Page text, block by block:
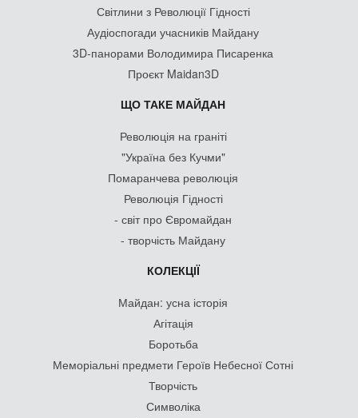
Світлини з Революції Гідності
Аудіоспогади учасників Майдану
3D-панорами Володимира Писаренка
Проєкт Maidan3D
ЩО ТАКЕ МАЙДАН
Революція на граніті
"Україна без Кучми"
Помаранчева революція
Революція Гідності
- світ про Євромайдан
- творчість Майдану
КОЛЕКЦІЇ
Майдан: усна історія
Агітація
Боротьба
Меморіальні предмети Героїв Небесної Сотні
Творчість
Символіка